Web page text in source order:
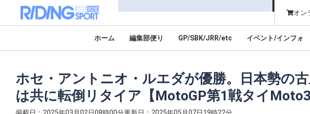
オン
ホーム 編集部便り GP/SBK/JRR/etc イベント/インフォ
ホセ・アントニオ・ルエダが優勝。日本勢の
は共に転倒リタイア【MotoGP第1戦タイMoto3